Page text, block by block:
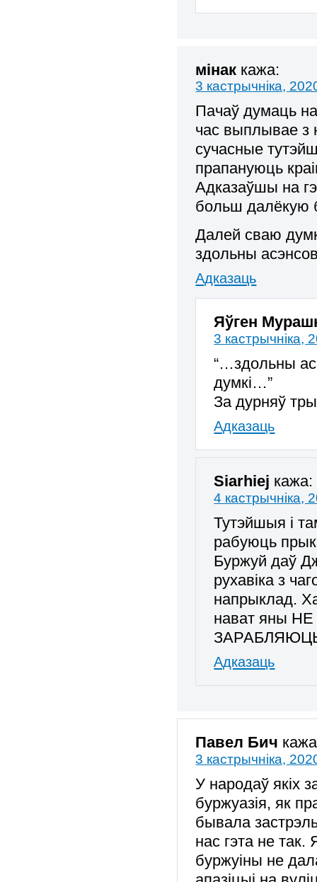
мінак кажа:
3 кастрычніка,
Пачаў думаць
час выплывае з
сучасные
прапануюць
Адказаўшы на
больш далёкую
Далей сваю
здольны
Адказаць
Яўген
3 кастрычніка,
“…здольны
думкі…”
За дурняў
Адказаць
Siarhiej кажа:
4 кастрычніка,
Тутэйшыя і
рабуюць
Буржуй даў
рухавіка з
напрыклад.
нават яны НЕ
Адказаць
Павел Бич
3 кастрычніка,
У народаў якіх
буржуазія, як
бывала
нас гэта не так.
буржуіны не